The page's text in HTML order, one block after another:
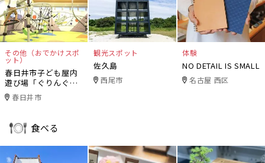
その他（おでかけスポ
ット）
春日井市子ども屋内
遊び場「ぐりんぐり
ん」春日井市
観光スポット
佐久島
西尾市
体験
NO DETAIL IS SMALL
名古屋 西区
食べる